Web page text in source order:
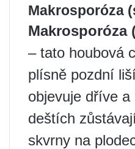
Makrosporóza
Makrosporóza
– tato houbová
plísně pozdní
objevuje dříve a
deštích
skvrny na